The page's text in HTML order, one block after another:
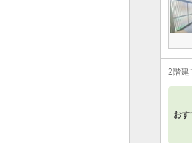
2階建
おす